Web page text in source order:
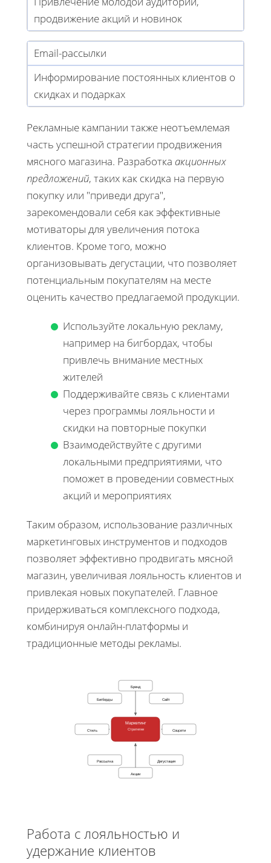
продвижение акций и новинок
Email-рассылки
Информирование постоянных клиентов о
скидках и подарках
Рекламные кампании также неотъемлемая
часть успешной стратегии продвижения
мясного магазина. Разработка акционных
предложений, таких как скидка на первую
покупку или "приведи друга",
зарекомендовали себя как эффективные
мотиваторы для увеличения потока
клиентов. Кроме того, можно
организовывать дегустации, что позволяет
потенциальным покупателям на месте
оценить качество предлагаемой продукции.
Используйте локальную рекламу,
например на бигбордах, чтобы
привлечь внимание местных
жителей
Поддерживайте связь с клиентами
через программы лояльности и
скидки на повторные покупки
Взаимодействуйте с другими
локальными предприятиями, что
поможет в проведении совместных
акций и мероприятиях
Таким образом, использование различных
маркетинговых инструментов и подходов
позволяет эффективно продвигать мясной
магазин, увеличивая лояльность клиентов и
привлекая новых покупателей. Главное
придерживаться комплексного подхода,
комбинируя онлайн-платформы и
традиционные методы рекламы.
Бренд
Сайт
Соцсети
Дегустация
Акции
Рассылка
Стиль
Бигборды
Маркетинг
Стратегии
Работа с лояльностью и
удержание клиентов